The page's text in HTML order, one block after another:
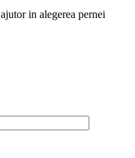
in alegerea pernei